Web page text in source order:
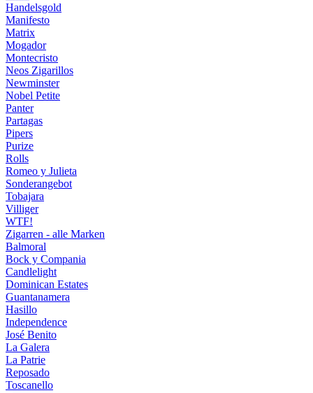
Handelsgold
Manifesto
Matrix
Mogador
Montecristo
Neos Zigarillos
Newminster
Nobel Petite
Panter
Partagas
Pipers
Purize
Rolls
Romeo y Julieta
Sonderangebot
Tobajara
Villiger
WTF!
Zigarren - alle Marken
Balmoral
Bock y Compania
Candlelight
Dominican Estates
Guantanamera
Hasillo
Independence
José Benito
La Galera
La Patrie
Reposado
Toscanello